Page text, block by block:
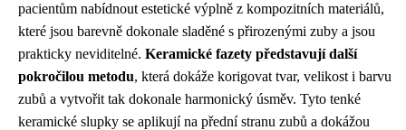
pacientům nabídnout estetické výplně z kompozitních materiálů,
které jsou barevně dokonale sladěné s přirozenými zuby a jsou
prakticky neviditelné. Keramické fazety představují další
pokročilou metodu, která dokáže korigovat tvar, velikost i barvu
zubů a vytvořit tak dokonale harmonický úsměv. Tyto tenké
keramické slupky se aplikují na přední stranu zubů a dokážou